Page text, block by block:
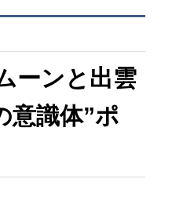
ーンと出雲
意識体”ポ